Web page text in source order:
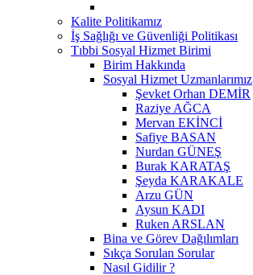
Kalite Politikamız
İş Sağlığı ve Güvenliği Politikası
Tıbbi Sosyal Hizmet Birimi
Birim Hakkında
Sosyal Hizmet Uzmanlarımız
Şevket Orhan DEMİR
Raziye AĞCA
Mervan EKİNCİ
Safiye BASAN
Nurdan GÜNEŞ
Burak KARATAŞ
Şeyda KARAKALE
Arzu GÜN
Aysun KADI
Ruken ARSLAN
Bina ve Görev Dağılımları
Sıkça Sorulan Sorular
Nasıl Gidilir ?